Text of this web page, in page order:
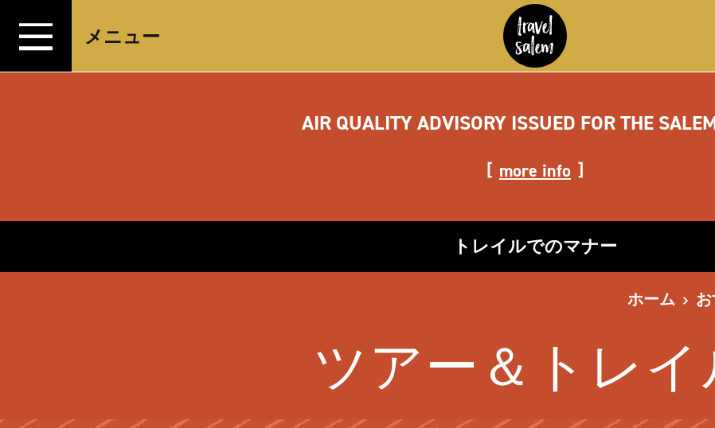
コンテンツへスキップ
メニュー
AIR QUALITY ADVISORY ISSUED FOR THE
more info
トレイルでのマナー
ホーム
ツアー＆トレイ